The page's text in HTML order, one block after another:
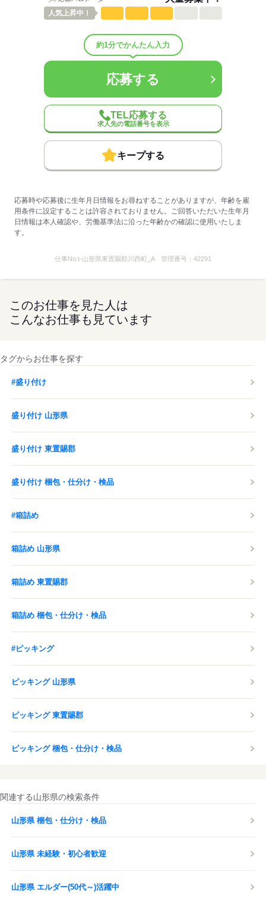
応募する
人気上昇中！
約1分でかんたん入力
応募する
TEL応募する
求人先の電話番号を表示
キープする
応募時や応募後に生年月日情報をお尋ねすることがありますが、年齢を雇
用条件に設定することは許容されておりません。ご回答いただいた生年月
日情報は本人確認や、労働基準法に沿った年齢かの確認に使用いたしま
す。
仕事No.t-山形県東置賜郡川西町_A 管理番号： 42291
このお仕事を見た人は
こんなお仕事も見ています
タグからお仕事を探す
#盛り付け
盛り付け 山形県
盛り付け 東置賜郡
盛り付け 梱包・仕分け・検品
#箱詰め
箱詰め 山形県
箱詰め 東置賜郡
箱詰め 梱包・仕分け・検品
#ピッキング
ピッキング 山形県
ピッキング 東置賜郡
ピッキング 梱包・仕分け・検品
関連する山形県の検索条件
山形県 梱包・仕分け・検品
山形県 未経験・初心者歓迎
山形県 エルダー(50代～)活躍中